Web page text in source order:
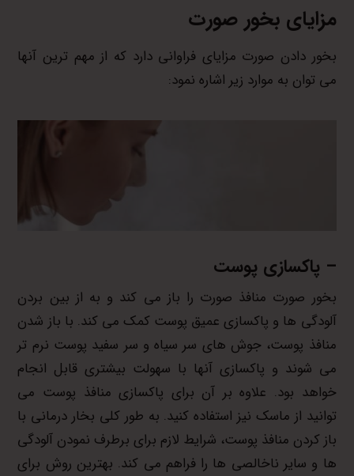
مزایای بخور صورت
بخور دادن صورت مزایای فراوانی دارد که از مهم ترین آنها
می توان به موارد زیر اشاره نمود:
– پاکسازی پوست
بخور صورت منافذ صورت را باز می کند و به از بین بردن
آلودگی ها و پاکسازی عمیق پوست کمک می کند. با باز شدن
منافذ پوست، جوش های سر سیاه و سر سفید پوست نرم تر
می شوند و پاکسازی آنها با سهولت بیشتری قابل انجام
خواهد بود. علاوه بر آن برای پاکسازی منافذ پوست می
توانید از ماسک نیز استفاده کنید. به طور کلی بخار درمانی با
باز کردن منافذ پوست، شرایط لازم برای برطرف نمودن آلودگی
ها و سایر ناخالصی ها را فراهم می کند. بهترین روش برای